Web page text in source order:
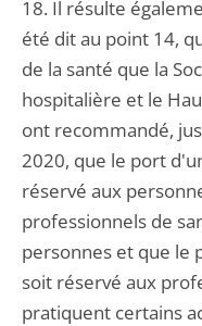
18. Il résulte
été dit au point 14,
de la santé que la
hospitalière et le
ont recommandé,
2020, que le port
réservé aux
professionnels de
personnes et que le
soit réservé aux
pratiquent certains